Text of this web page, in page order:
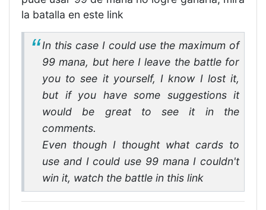
la batalla en este link
In this case I could use the maximum of
99 mana, but here I leave the battle for
you to see it yourself, I know I lost it,
but if you have some suggestions it
would be great to see it in the
comments.
Even though I thought what cards to
use and I could use 99 mana I couldn't
win it, watch the battle in this link